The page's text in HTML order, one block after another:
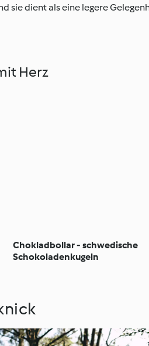
sie dient als eine legere
Herz
Chokladbollar - schwedische
Schokoladenkugeln